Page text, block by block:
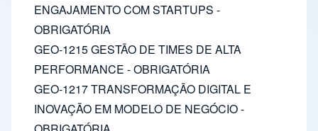
ENGAJAMENTO COM STARTUPS -
OBRIGATÓRIA
GEO-1215 GESTÃO DE TIMES DE ALTA
PERFORMANCE - OBRIGATÓRIA
GEO-1217 TRANSFORMAÇÃO DIGITAL E
INOVAÇÃO EM MODELO DE NEGÓCIO -